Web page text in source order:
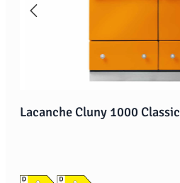
Lacanche Cluny 1000 Classic